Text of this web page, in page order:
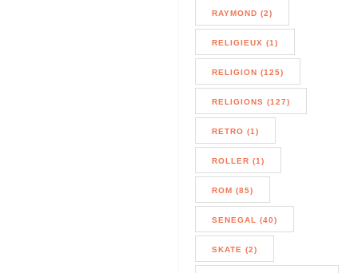
RAYMOND (2)
RELIGIEUX (1)
RELIGION (125)
RELIGIONS (127)
RETRO (1)
ROLLER (1)
ROM (85)
SENEGAL (40)
SKATE (2)